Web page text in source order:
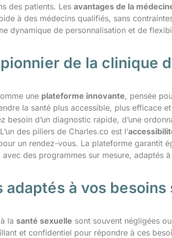
des patients. Les avantages de la
à des médecins qualifiés, sans
dynamique de personnalisation et de
de la clinique
une plateforme innovante, pensée
la santé plus accessible, plus efficace
besoin d’un diagnostic rapide, d’une
des piliers de Charles.co est l’
un rendez-vous. La plateforme garantit
avec des programmes sur mesure, adaptés
adaptés à vos
la santé sexuelle sont souvent négligées
et confidentiel pour répondre à ces